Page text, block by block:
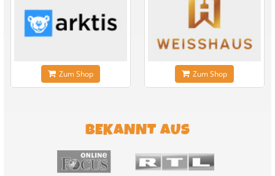
Zum Shop Zum Shop
BEKANNT AUS